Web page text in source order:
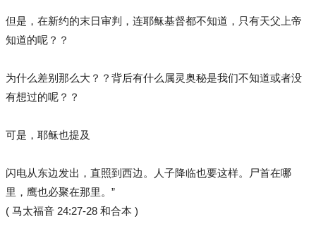
但是，在新约的末日审判，连耶稣基督都不知道，只有天父上帝
知道的呢？？
为什么差别那么大？？背后有什么属灵奥秘是我们不知道或者没
有想过的呢？？
可是，耶稣也提及
闪电从东边发出，直照到西边。人子降临也要这样。尸首在哪
里，鹰也必聚在那里。”
( 马太福音 24:27-28 和合本 )